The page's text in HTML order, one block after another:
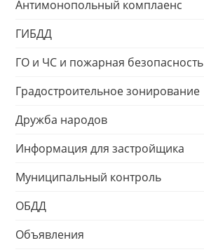
Антимонопольный комплаенс
ГИБДД
ГО и ЧС и пожарная безопасность
Градостроительное зонирование
Дружба народов
Информация для застройщика
Муниципальный контроль
ОБДД
Объявления